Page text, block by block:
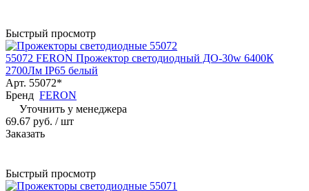
Быстрый просмотр
55072 FERON Прожектор светодиодный ДО-30w 6400К
2700Лм IP65 белый
Арт. 55072*
Бренд FERON
Уточнить у менеджера
69.67 руб. / шт
Заказать
Быстрый просмотр